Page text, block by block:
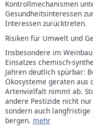
Kontrollmechanismen
Gesundheitsinteressen
Interessen zurücktreten.
Risiken für Umwelt und
Insbesondere im
Einsatzes chemisch-
Jahren deutlich spürbar:
Ökosysteme geraten aus
Artenvielfalt nimmt ab.
andere Pestizide nicht
sondern auch langfristige
bergen. mehr